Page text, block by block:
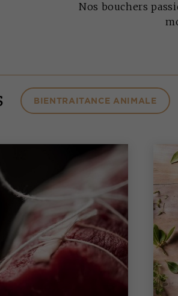
Nos bouchers
BIENTRAITANCE ANIMALE